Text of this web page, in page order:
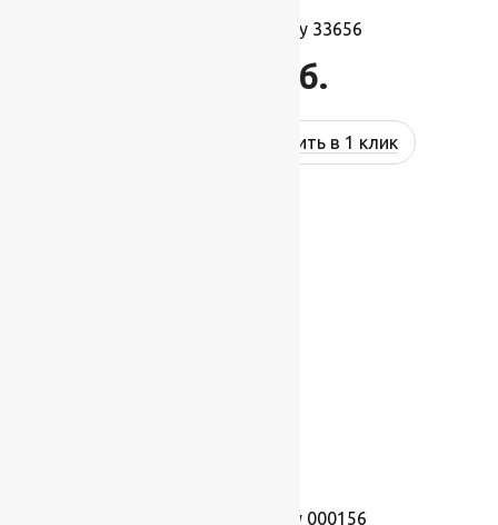
Ковролин Harmony 33656
руб.
Купить в 1 клик
Ковролин Harmony 000156